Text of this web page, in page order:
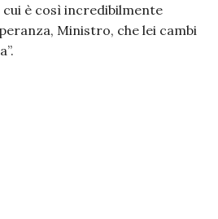
è così incredibilmente
Ministro, che lei cambi